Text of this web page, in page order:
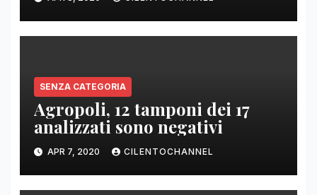
E SENZA PRESIDI”
SENZA CATEGORIA
Agropoli, 12 tamponi dei 17
analizzati sono negativi
APR 7, 2020 CILENTOCHANNEL